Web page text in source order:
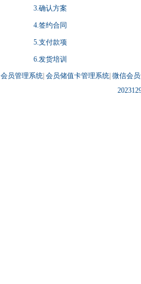
3.确认方案
4.签约合同
5.支付款项
6.发货培训
会员管理系统 会员储值卡管理系统 微信会